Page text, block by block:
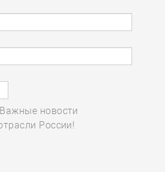
новости
России!